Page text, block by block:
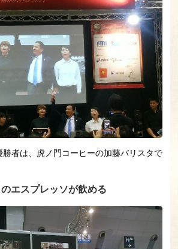
者は、虎ノ門コーヒーの加藤バリスタで
エスプレッソが飲める